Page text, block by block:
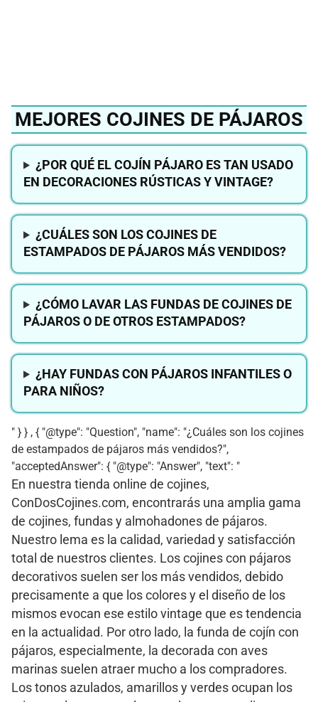
MEJORES COJINES DE PÁJAROS
¿POR QUÉ EL COJÍN PÁJARO ES TAN USADO
EN DECORACIONES RÚSTICAS Y VINTAGE?
¿CUÁLES SON LOS COJINES DE
ESTAMPADOS DE PÁJAROS MÁS VENDIDOS?
¿CÓMO LAVAR LAS FUNDAS DE COJINES DE
PÁJAROS O DE OTROS ESTAMPADOS?
¿HAY FUNDAS CON PÁJAROS INFANTILES O
PARA NIÑOS?
" } } , { "@type": "Question", "name": "¿Cuáles son los cojines
de estampados de pájaros más vendidos?",
"acceptedAnswer": { "@type": "Answer", "text": "
En nuestra tienda online de cojines,
ConDosCojines.com, encontrarás una amplia gama
de cojines, fundas y almohadones de pájaros.
Nuestro lema es la calidad, variedad y satisfacción
total de nuestros clientes. Los cojines con pájaros
decorativos suelen ser los más vendidos, debido
precisamente a que los colores y el diseño de los
mismos evocan ese estilo vintage que es tendencia
en la actualidad. Por otro lado, la funda de cojín con
pájaros, especialmente, la decorada con aves
marinas suelen atraer mucho a los compradores.
Los tonos azulados, amarillos y verdes ocupan los